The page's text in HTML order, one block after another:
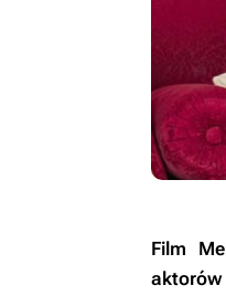
Film
aktorów